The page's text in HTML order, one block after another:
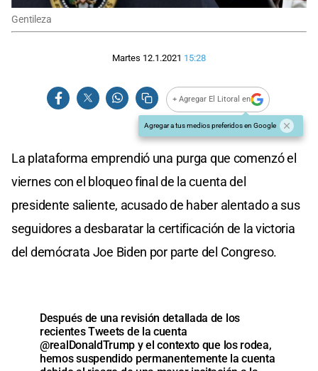
Gentileza
Martes 12.1.2021 15:28
+ Agregar El Litoral en
Agregar a tus medios preferidos en Google
La plataforma emprendió una purga que comenzó el
viernes con el bloqueo final de la cuenta del
presidente saliente, acusado de haber alentado a sus
seguidores a desbaratar la certificación de la victoria
del demócrata Joe Biden por parte del Congreso.
Después de una revisión detallada de los
recientes Tweets de la cuenta
@realDonaldTrump y el contexto que los rodea,
hemos suspendido permanentemente la cuenta